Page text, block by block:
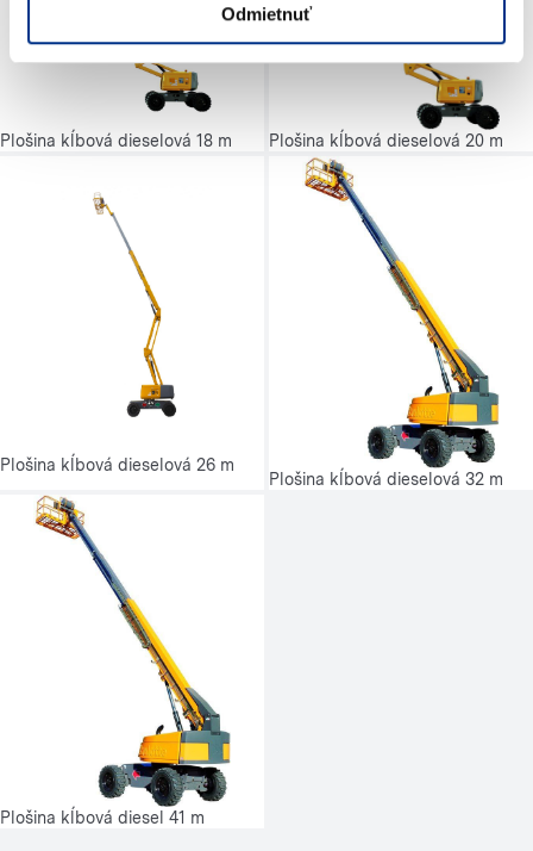
Odmietnuť
Plošina kĺbová dieselová 18 m Plošina kĺbová dieselová 20 m
Plošina kĺbová dieselová 26 m
Plošina kĺbová dieselová 32 m
Plošina kĺbová diesel 41 m